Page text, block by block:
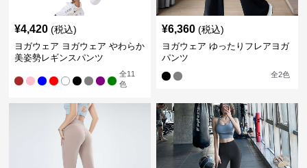
¥4,420 (税込)
ヨガウェア ヨガウェア やわらか
美姿勢レギンスパンツ
全11
色
¥6,360 (税込)
ヨガウェア ゆったりフレアヨガ
パンツ
全2色